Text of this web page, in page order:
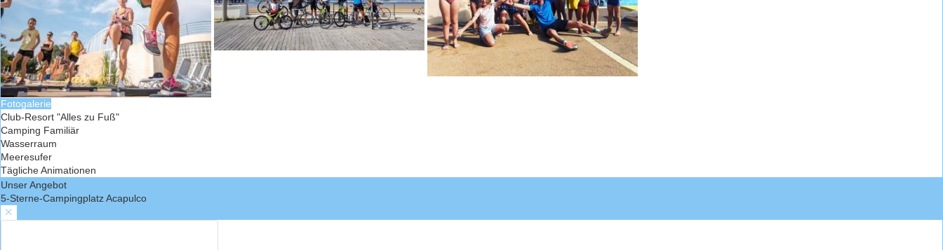
Fotogalerie
Club-Resort "Alles zu Fuß"
Camping Familiär
Wasserraum
Meeresufer
Tägliche Animationen
Unser Angebot
5-Sterne-Campingplatz Acapulco